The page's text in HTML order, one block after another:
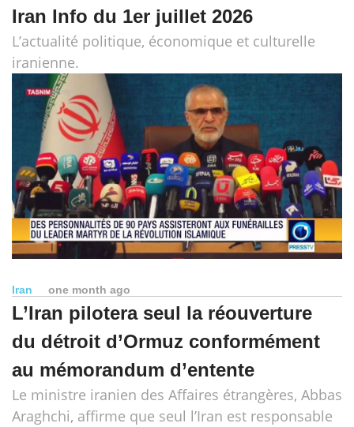
Iran Info du 1er juillet 2026
L’actualité politique, économique et culturelle
iranienne.
Iran one month ago
L’Iran pilotera seul la réouverture
du détroit d’Ormuz conformément
au mémorandum d’entente
Le ministre iranien des Affaires étrangères, Abbas
Araghchi, affirme que seul l’Iran est responsable